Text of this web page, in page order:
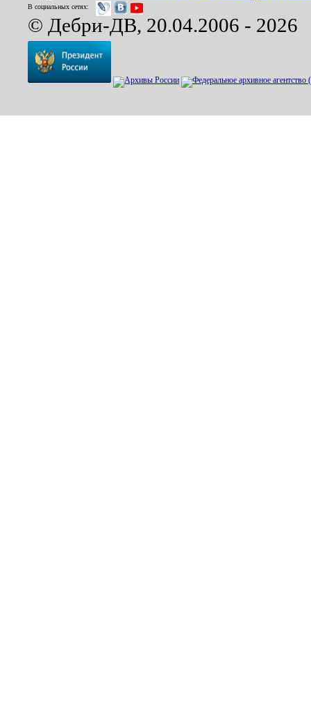
В социальных сетях:
© Дебри-ДВ, 20.04.2006 - 2026